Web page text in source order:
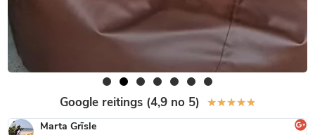
Google reitings (4,9 no 5) ★★★★★
Marta Grīsle